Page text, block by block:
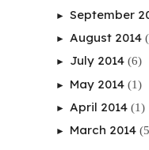
► September
► August 2014
► July 2014 (6)
► May 2014 (1)
► April 2014 (1)
► March 2014